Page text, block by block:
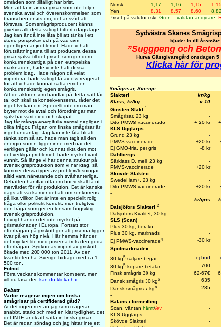
områden som tillfälligt har brist.
Men att ta in andra grisar som inte följer
svenska avtal och överenskommelser, som
branschen enats om, det är svårt att
försvara. Som smågrisproducent känns
givetvis allt detta väldigt bittert i dags läge.
Jag kan ändå inte låta bli att tänka i ett
större perspektiv och på vad som
egentligen är problemet. Hade vi haft
förutsättningarna till att producera dessa
grisar själva till det priset, som gör dom
konkurrenskraftiga på den europeiska
marknaden, hade vi inte haft dessa
problem idag. Hade någon då velat
importera, hade väldigt få av oss reagerat
för att vi hade kunnat sätta emot en
konkurrenskraftig egen smågris.
Att de aktörer som handlar på detta sätt får
ta, och skall ta konsekvenserna, råder det
inget tvekan om. Speciellt inte om man
bryter mot de avtal och förordningar man
själv har varit med och skapat.
Jag får många energifulla samtal dagligen i
olika frågor. Frågan om finska smågrisar är
inget undantag. Jag kan inte låta bli att
tänka som så att, hade man tagit all den
energin som ni ligger inne med när det
verkligen gäller och kunnat rikta den mot
det verkliga problemet, hade mycket varit
vunnit. Så länge vi har denna struktur på
svensk grisproduktion som vi har idag, så
kommer dessa typer av problem/lösningar
alltid vara närvarande och svårhanterliga.
Debatten handlar ofta om hur vi skall få ut
mervärdet för vår produktion. Det är kanske
dags att väcka mer debatt om konkurrens
på lika villkor. Det är inte en speciellt rolig
fråga eller politiskt korrekt, men troligtvis
den fråga som ger en lönsam långsiktig
svensk grisproduktion.
I övrigt händer det inte mycket på
grismarknaden i Europa. Fortsatt stor
efterfrågan på griskött gör att priserna ligger
kvar på en hög nivå. Här hemma händer
det mycket lite med priserna trots den goda
efterfrågan. Sydkoreas import av griskött
ökade med 200 000 ton 2011. Av den
kvantiteten har Sverige bidragit med ca 1
500 ton.
Fotnot
Förra veckans kommentar kom sent, men
vill du läsa den kan du klicka här.
Debatt
Varför reagerar ingen om finska
smågrisar på certifiderad gård?
Är det ingen mer än jag som reagerar
snabbt, starkt och med en klar tydlighet, det
det INTE är ok att sätta in finska grisar...
Det är redan söndag och jag hittar inte ett
Norsk
1,17 1,16 1,15
1,15
Yen
8,31 8,57 8,60
8,82
Priset på valutor i skr. Grön = valutan är dyrare.
Sydvästra Skånes
bjuder in tlll årsmöte
”Suggpeng och
Hurva Gästgivaregård onsdagen 5
Klicka här för
Smågrisar, Sverige
Slakteri
kr/kg
Klass, kr/kg
v 10
Ginsten Slakt 1
Smågrisar, 23 kg -
Dito PMWS-vaccinerade
+ 20 kr
KLS Ugglarps
Grund 23 kg
-
PMVS-vaccinerade
+20 kr
Ej GMO-fria, per gris
-8 kr
Dahlbergs
Särklass D, mell. 23 kg
-
PMVS-vaccinerade
+20 kr
Skövde Slakteri
SwedeHam+, 23 kg
-
Dito PMWS-vaccinerade
+20 kr
-
kr/gris
Dalsjöfors Slakteri 2
Dalsjöfors Kvalitet, 30 kg
-
SLS (Scan)
Plus 30 kg, beräkn.
-
Plus 30 kg, marknads
-
Ej PMWS-vaccinerade4
-30 kr
Spotmarknaden
30 kg5, säljare begär ej bud
30 kg5, köpare betalar
700
Finsk smågris 30 kg
62-67€
Dansk smågris 30 kg6
635
Dansk smågris 7 kg6
285
-
Balans i förmedling
Scan, väntan hämt/lev
-
KLS Ugglarps
-
Skövde Slakteri
-